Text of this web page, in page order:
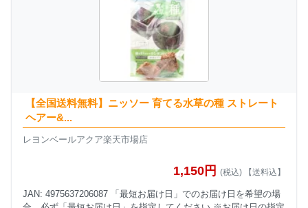
【全国送料無料】ニッソー 育てる水草の種 ストレート
ヘアー&...
レヨンベールアクア楽天市場店
1,150円 (税込) 【送料込】
JAN: 4975637206087 「最短お届け日」でのお届け日を希望の場